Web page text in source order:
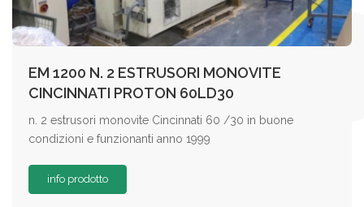
EM 1200 N. 2 ESTRUSORI MONOVITE
CINCINNATI PROTON 60LD30
n. 2 estrusori monovite Cincinnati 60 /30 in buone
condizioni e funzionanti anno 1999
info prodotto